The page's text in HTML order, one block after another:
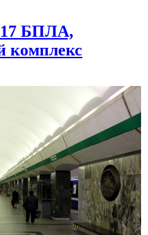
17 БПЛА,
комплекс